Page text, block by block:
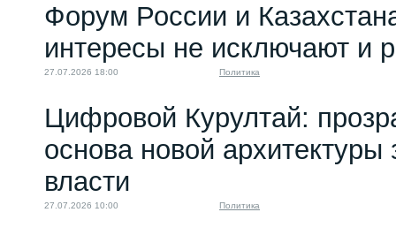
Форум России и
интересы не исключают и
27.07.2026 18:00 Политика
Цифровой Курултай:
основа новой архитектуры
власти
27.07.2026 10:00 Политика